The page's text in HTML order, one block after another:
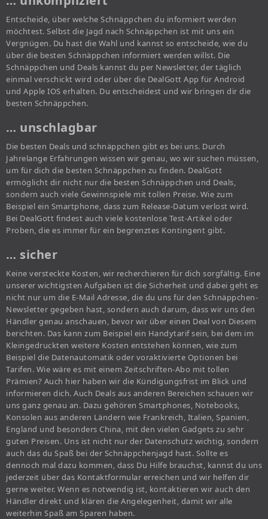
Entscheide, über welche Schnäppchen du informiert werden
möchtest. Selbst die Jagd nach Schnäppchen ist mit uns ein
Vergnügen. Du hast die Wahl und kannst so entscheide, wie du
über die besten Schnäppchen informiert werden willst. Die
Schnäppchen und Deals kannst du per Newsletter, der täglich
einmal verschickt wird oder über die DealGott App für Android
und Apple IOS erhalten. Du entscheidest und wir bringen dir die
besten Schnäppchen.
… unschlagbar
Die besten Deals und schnäppchen gibt es bei uns. Durch
Jahrelange Erfahrungen wissen wir genau, wo wir suchen müssen,
um für dich die besten Schnäppchen zu finden. DealGott
ermöglicht dir nicht nur die besten Schnäppchen und Deals,
sondern auch viele Gewinnspiele mit tollen Preise. Wie zum
Beispiel ein Smartphone, dass zum Release-Datum verlost wird.
Bei DealGott findest auch viele kostenlose Test-Artikel oder
Proben, die es immer für ein begrenztes Kontingent gibt.
… sicher
Keine versteckte Kosten, wir recherchieren für dich sorgfältig. Eine
unserer wichtigsten Aufgaben ist die Sicherheit und dabei geht es
nicht nur um die E-Mail Adresse, die du uns für den Schnäppchen-
Newsletter gegeben hast, sondern auch darum, dass wir uns den
Händler genau anschauen, bevor wir über einen Deal von Diesem
berichten. Das kann zum Beispiel ein Handytarif sein, bei dem im
Kleingedruckten weitere Kosten entstehen können, wie zum
Beispiel die Datenautomatik oder voraktivierte Optionen bei
Tarifen. Wie wäre es mit einem Zeitschriften-Abo mit tollen
Prämien? Auch hier haben wir die Kündigungsfrist im Blick und
informieren dich. Auch Deals aus anderen Bereichen schauen wir
uns ganz genau an. Dazu gehören Smartphones, Notebooks,
Konsolen aus anderen Ländern wie Frankreich, Italien, Spanien,
England und besonders China, mit den vielen Gadgets zu sehr
guten Preisen. Uns ist nicht nur der Datenschutz wichtig, sondern
auch das du Spaß bei der Schnäppchenjagd hast. Sollte es
dennoch mal dazu kommen, dass Du Hilfe brauchst, kannst du uns
jederzeit über das Kontaktformular erreichen und wir helfen dir
gerne weiter. Wenn es notwendig ist, kontaktieren wir auch den
Händler direkt und klären die Angelegenheit, damit wir alle
weiterhin Spaß am Sparen haben.